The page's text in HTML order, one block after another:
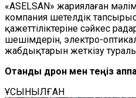
«ASELSAN» жариялаған
компания шетелдік
қажеттіліктеріне сәйкес
шешімдерін, электро-
жабдықтарын жеткізу туралы
Отандық дрон мен теңіз
ҰСЫНЫЛҒАН